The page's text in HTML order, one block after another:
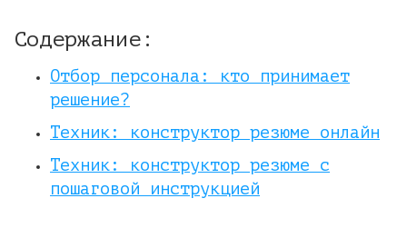
Содержание:
Отбор персонала: кто принимает
решение?
Техник: конструктор резюме онлайн
Техник: конструктор резюме с
пошаговой инструкцией